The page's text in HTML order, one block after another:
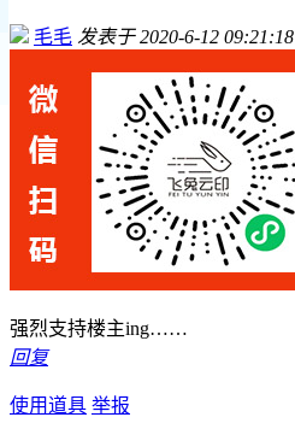
毛毛 发表于 2020-6-12 09:21:18
强烈支持楼主ing……
回复
使用道具 举报